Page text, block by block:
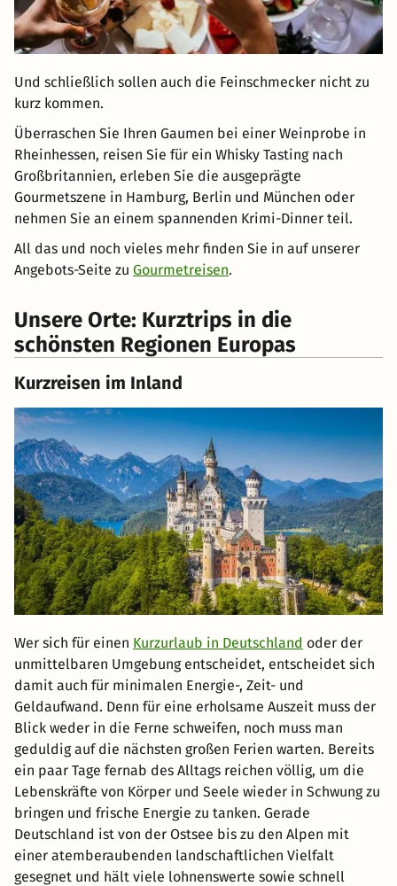
Und schließlich sollen auch die Feinschmecker nicht zu
kurz kommen.
Überraschen Sie Ihren Gaumen bei einer Weinprobe in
Rheinhessen, reisen Sie für ein Whisky Tasting nach
Großbritannien, erleben Sie die ausgeprägte
Gourmetszene in Hamburg, Berlin und München oder
nehmen Sie an einem spannenden Krimi-Dinner teil.
All das und noch vieles mehr finden Sie in auf unserer
Angebots-Seite zu Gourmetreisen.
Unsere Orte: Kurztrips in die
schönsten Regionen Europas
Kurzreisen im Inland
Wer sich für einen Kurzurlaub in Deutschland oder der
unmittelbaren Umgebung entscheidet, entscheidet sich
damit auch für minimalen Energie-, Zeit- und
Geldaufwand. Denn für eine erholsame Auszeit muss der
Blick weder in die Ferne schweifen, noch muss man
geduldig auf die nächsten großen Ferien warten. Bereits
ein paar Tage fernab des Alltags reichen völlig, um die
Lebenskräfte von Körper und Seele wieder in Schwung zu
bringen und frische Energie zu tanken. Gerade
Deutschland ist von der Ostsee bis zu den Alpen mit
einer atemberaubenden landschaftlichen Vielfalt
gesegnet und hält viele lohnenswerte sowie schnell